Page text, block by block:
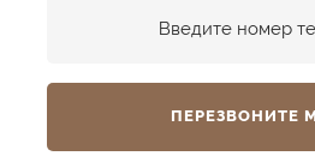
Введите номер
ПЕРЕЗВОНИТЕ